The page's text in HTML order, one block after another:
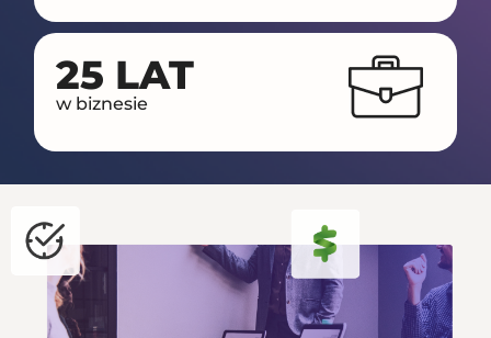
25 LAT
w biznesie